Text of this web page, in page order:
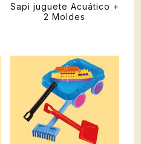
Sapi juguete Acuático +
2 Moldes